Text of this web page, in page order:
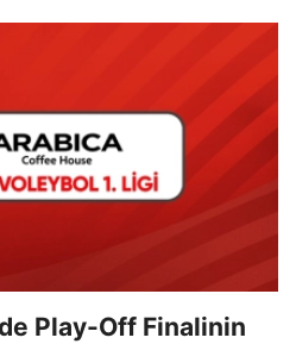
Play-Off Finalinin